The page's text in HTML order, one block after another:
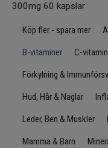
Varumärken
Kosttillskott
Hudvård
300mg 60 kapslar
Köp fler - spara mer
B-vitaminer C-
Förkylning &
Hud, Hår & Naglar
Leder, Ben & Muskler
Mamma & Barn